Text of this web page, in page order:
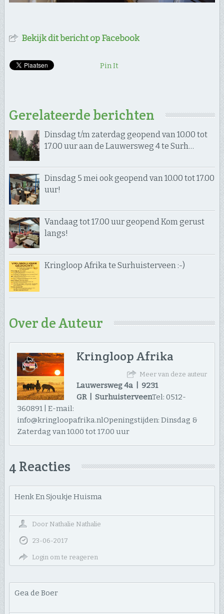
Bekijk dit bericht op Facebook
Pin It
Gerelateerde berichten
Dinsdag t/m zaterdag geopend van 10.00 tot
17.00 uur aan de Lauwersweg 4 te Surh…
Dinsdag 5 mei ook geopend van 10.00 tot 17.00
uur!
Vandaag tot 17.00 uur geopend Kom gerust
langs!
Kringloop Afrika te Surhuisterveen :-)
Over de Auteur
Kringloop Afrika
Meer van deze auteur
Lauwersweg 4a | 9231
GR | SurhuisterveenTel: 0512-
360891 | E-mail:
info@kringloopafrika.nlOpeningstijden: Dinsdag &
Zaterdag van 10.00 tot 17.00 uur
4 Reacties
Henk En Sjoukje Huisma
Door Nathalie Nathalie
23-06-2017
Login om te reageren
Gea de Boer